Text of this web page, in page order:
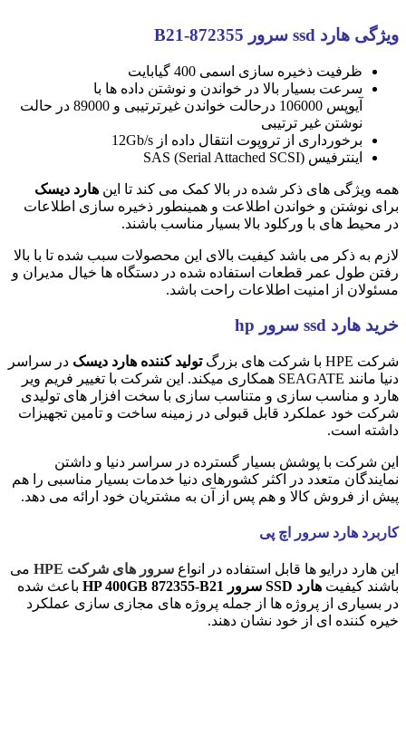
ویژگی هارد ssd سرور 872355-B21
ظرفیت ذخیره سازی اسمی 400 گیابایت
سرعت بسیار بالا در خواندن و نوشتن داده ها با
آیوپس 106000 درحالت خواندن غیرترتیبی و 89000 در حالت
نوشتن غیر ترتیبی
برخورداری از تروپوت انتقال داده از 12Gb/s
اینترفیس (SAS (Serial Attached SCSI
همه ویژگی های ذکر شده در بالا کمک می کند تا این هارد دیسک
برای نوشتن و خواندن اطلاعت و همینطور ذخیره سازی اطلاعات
در محیط های با ورکلود بالا بسیار مناسب باشند.
لازم به ذکر می باشد کیفیت بالای این محصولات سبب شده تا با بالا
رفتن طول عمر قطعات استفاده شده در دستگاه ها خیال مدیران و
مسئولان از امنیت اطلاعات راحت باشد.
خرید هارد ssd سرور hp
شرکت HPE با شرکت های بزرگ تولید کننده هارد دیسک در سراسر
دنیا مانند SEAGATE همکاری میکند. این شرکت با تغییر فریم ویر
هارد و مناسب سازی و متناسب سازی با سخت افزار های تولیدی
شرکت خود عملکرد قابل قبولی در زمینه ساخت و تامین تجهیزات
داشته است.
این شرکت با پوشش بسیار گسترده در سراسر دنیا و داشتن
نمایندگان متعدد در اکثر کشورهای دنیا خدمات بسیار مناسبی را هم
پیش از فروش کالا و هم پس از آن به مشتریان خود ارائه می دهد.
کاربرد هارد سرور اچ پی
این هارد درایو ها قابل استفاده در انواع سرور های شرکت HPE
می
باشند کیفیت هارد SSD سرور HP 400GB 872355-B21
باعث شده
در بسیاری از پروژه ها از جمله پروژه های مجازی سازی عملکرد
خیره کننده ای از خود نشان دهند.